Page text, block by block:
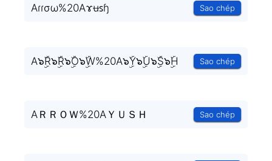
Aɾɾσω%20Aɤʉꜱɧ Sao chép
A๖ۣۜR๖ۣۜR๖ۣۜO๖ۣۜW%20A๖ۣۜY๖ۣۜU๖ۣۜS๖ۣۜH Sao chép
AＲＲＯＷ%20AＹＵＳＨ Sao chép